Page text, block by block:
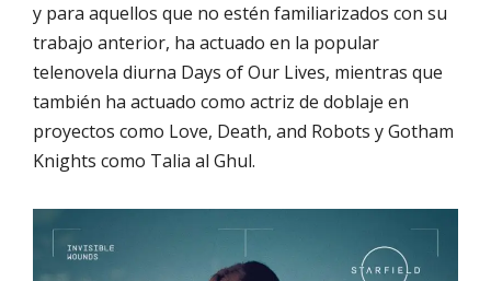
y para aquellos que no estén familiarizados con su
trabajo anterior, ha actuado en la popular
telenovela diurna Days of Our Lives, mientras que
también ha actuado como actriz de doblaje en
proyectos como Love, Death, and Robots y Gotham
Knights como Talia al Ghul.